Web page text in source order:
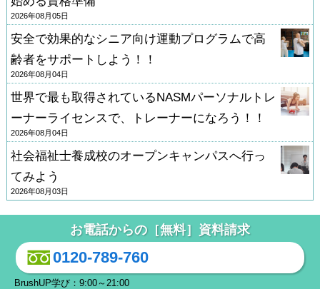
2026年08月05日
安全で効果的なシニア向け運動プログラムで高
齢者をサポートしよう！！
2026年08月04日
世界で最も取得されているNASMパーソナルトレ
ーナーライセンスで、トレーナーになろう！！
2026年08月04日
社会福祉士養成校のオープンキャンパスへ行っ
てみよう
2026年08月03日
お電話からの［無料］資料請求
0120-789-760
BrushUP学び：9:00～21:00